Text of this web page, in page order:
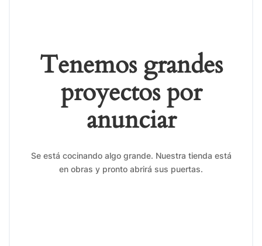
Tenemos grandes
proyectos por
anunciar
Se está cocinando algo grande. Nuestra tienda está
en obras y pronto abrirá sus puertas.